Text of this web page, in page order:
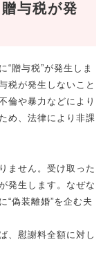
与税が発
贈与税”が発生しま
税が発生しないこと
倫や暴力などにより
め、法律により非課
ません。受け取った
発生します。なぜな
“偽装離婚”を企む夫
、慰謝料全額に対し